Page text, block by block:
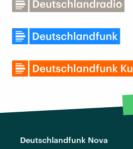
Deutschlandfunk Nova